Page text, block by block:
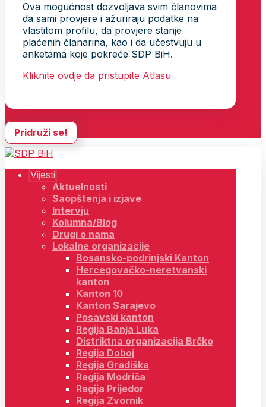
Ova mogućnost dozvoljava svim članovima
da sami provjere i ažuriraju podatke na
vlastitom profilu, da provjere stanje
plaćenih članarina, kao i da učestvuju u
anketama koje pokreće SDP BiH.
Kliknite ovdje da pristupite Atlasu
Pridruži se!
Vijesti
Aktuelnosti
Saopštenja i izjave
Intervju
Kolumna/Blog
Drugi o nama
Lokalne organizacije
Bosansko-podrinjski Kanton
Hercegovačko-neretvanski
kanton
Kanton 10
Kanton Sarajevo
Posavski kanton
Regija Banja Luka
Distriktna organizacija Brčko
Regija Doboj
Regija Gradiška
Regija Modriča
Regija Prijedor
Regija Zvornik